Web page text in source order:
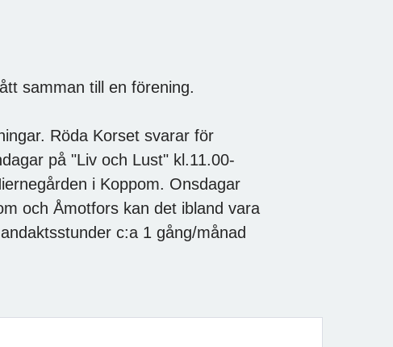
samman till en förening.
Röda Korset svarar för
på "Liv och Lust" kl.11.00-
i Koppom. Onsdagar
och Åmotfors kan det ibland vara
c:a 1 gång/månad